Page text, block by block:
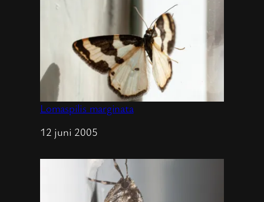
Lomaspilis marginata
Datum
12 juni 2005